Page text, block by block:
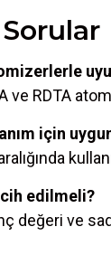
Sorular
ve RDTA
için
edilmeli?
değeri ve